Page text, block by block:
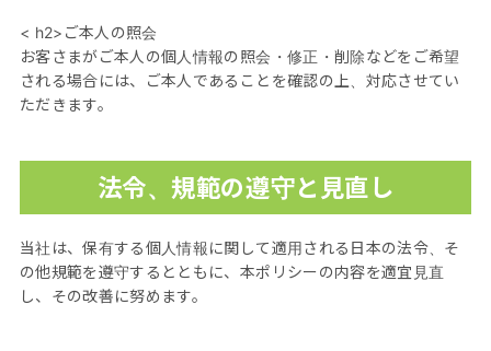
< h2>ご本人の照会
お客さまがご本人の個人情報の照会・修正・削除などをご希望
される場合には、ご本人であることを確認の上、対応させてい
ただきます。
法令、規範の遵守と見直し
当社は、保有する個人情報に関して適用される日本の法令、そ
の他規範を遵守するとともに、本ポリシーの内容を適宜見直
し、その改善に努めます。